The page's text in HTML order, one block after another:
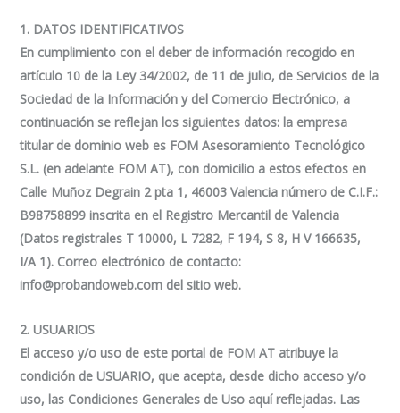
1. DATOS IDENTIFICATIVOS
En cumplimiento con el deber de información recogido en
artículo 10 de la Ley 34/2002, de 11 de julio, de Servicios de la
Sociedad de la Información y del Comercio Electrónico, a
continuación se reflejan los siguientes datos: la empresa
titular de dominio web es FOM Asesoramiento Tecnológico
S.L. (en adelante FOM AT), con domicilio a estos efectos en
Calle Muñoz Degrain 2 pta 1, 46003 Valencia número de C.I.F.:
B98758899 inscrita en el Registro Mercantil de Valencia
(Datos registrales T 10000, L 7282, F 194, S 8, H V 166635,
I/A 1). Correo electrónico de contacto:
info@probandoweb.com del sitio web.
2. USUARIOS
El acceso y/o uso de este portal de FOM AT atribuye la
condición de USUARIO, que acepta, desde dicho acceso y/o
uso, las Condiciones Generales de Uso aquí reflejadas. Las